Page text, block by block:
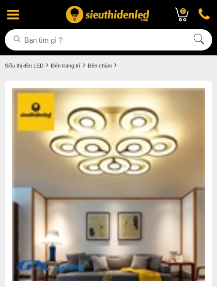
0
Siêu thị đèn LED Đèn trang trí Đèn chùm